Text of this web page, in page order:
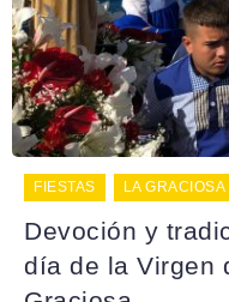
FIESTAS LA GRACIOSA
Devoción y
día de la Virgen